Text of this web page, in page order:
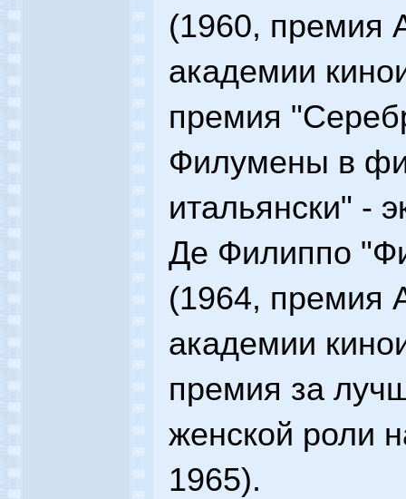
(1960, премия
академии
премия
Филумены в
итальянски" -
Де Филиппо
(1964, премия
академии
премия за
женской роли
1965).